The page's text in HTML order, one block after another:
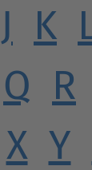
J K
Q R
X Y